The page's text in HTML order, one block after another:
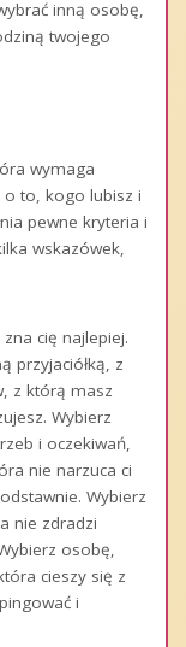
inną osobę,
twojego
wymaga
o to, kogo lubisz i
pewne kryteria i
wskazówek,
cię najlepiej.
przyjaciółką, z
z którą masz
Wybierz
i oczekiwań,
nie narzuca ci
Wybierz
nie zdradzi
osobę,
cieszy się z
i